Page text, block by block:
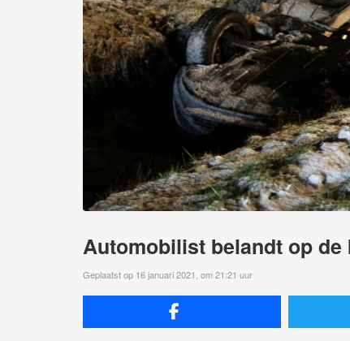
Automobilist belandt op
Geplaatst op 16 januari 2021, om 21:21 uur